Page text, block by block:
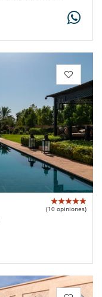
(10 opiniones)